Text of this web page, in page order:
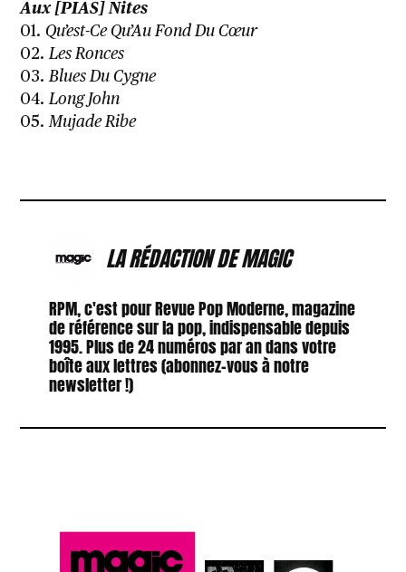
Aux [PIAS] Nites
01.Qu’est-Ce Qu’Au Fond Du Cœur
02.Les Ronces
03.Blues Du Cygne
04.Long John
05.Mujade Ribe
LA RÉDACTION DE MAGIC
RPM, c'est pour Revue Pop Moderne, magazine
de référence sur la pop, indispensable depuis
1995. Plus de 24 numéros par an dans votre
boîte aux lettres (abonnez-vous à notre
newsletter !)